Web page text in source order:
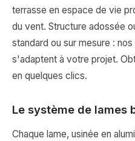
terrasse en espace de vie
du vent. Structure adossée
standard ou sur mesure :
s'adaptent à votre projet.
en quelques clics.
Le système de lames
Chaque lame, usinée en